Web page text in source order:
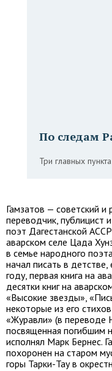
По следам
Три главных
Гамзатов — советский и
переводчик, публицист
поэт Дагестанской
аварском селе Цада
в семье народного
начал писать в
году, первая книга на
десятки книг на
«Высокие звезды»,
некоторые из его
«Журавли» (в переводе
посвященная погибшим
исполнял Марк Бернес.
похоронен на старом
горы Тарки-Тау в